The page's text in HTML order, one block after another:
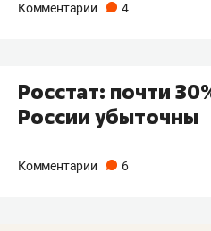
Комментарии 4
Росстат: почти
России убыточны
Комментарии 6